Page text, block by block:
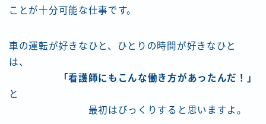
ことが十分可能な仕事です。
車の運転が好きなひと、ひとりの時間が好きなひと
は、
「看護師にもこんな働き方があったんだ！」
と
最初はびっくりすると思いますよ。